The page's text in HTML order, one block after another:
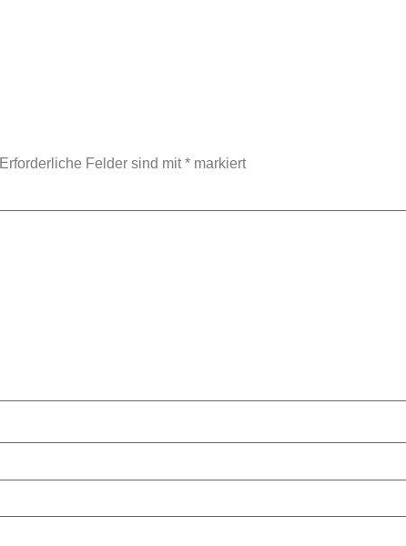
Erforderliche Felder sind mit* markiert